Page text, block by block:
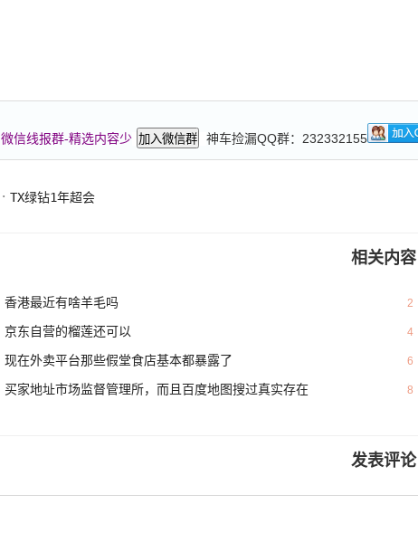
微信线报群-精选内容少 加入微信群 神车捡漏QQ群：232332155
TX绿钻1年超会
相关内容
香港最近有啥羊毛吗 2
京东自营的榴莲还可以 4
现在外卖平台那些假堂食店基本都暴露了 6
买家地址市场监督管理所，而且百度地图搜过真实存在 8
发表评论